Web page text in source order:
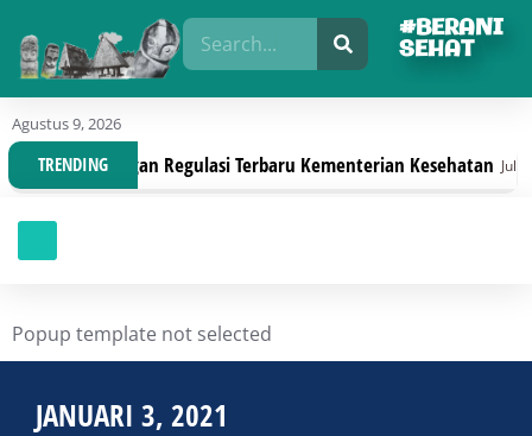
#BERANI
SEHAT
Agustus 9, 2026
TRENDINGDengan Regulasi Terbaru Kementerian Kesehatan Juli 30,
Popup template not selected
JANUARI 3, 2021